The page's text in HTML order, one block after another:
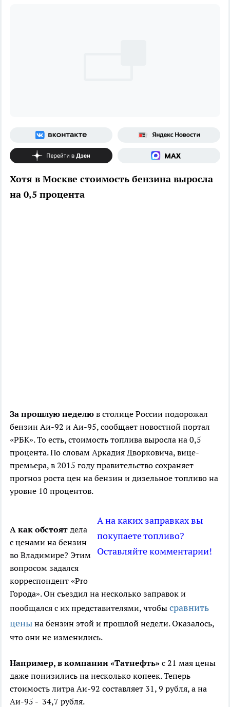
Хотя в Москве стоимость бензина выросла
на 0,5 процента
За прошлую неделю в столице России подорожал
бензин Аи-92 и Аи-95, сообщает новостной портал
«РБК». То есть, стоимость топлива выросла на 0,5
процента. По словам Аркадия Дворковича, вице-
премьера, в 2015 году правительство сохраняет
прогноз роста цен на бензин и дизельное топливо на
уровне 10 процентов.
А на каких заправках вы
покупаете топливо?
Оставляйте комментарии!
А как обстоят дела
с ценами на бензин
во Владимире? Этим
вопросом задался
корреспондент «Pro
Города». Он съездил на несколько заправок и
пообщался с их представителями, чтобы сравнить
цены на бензин этой и прошлой недели. Оказалось,
что они не изменились.
Например, в компании «Татнефть» с 21 мая цены
даже понизились на несколько копеек. Теперь
стоимость литра Аи-92 составляет 31, 9 рубля, а на
Аи-95 - 34,7 рубля.